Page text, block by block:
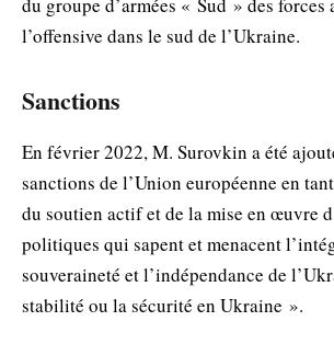
l’offensive dans le sud de l’Ukraine.
Sanctions
En février 2022, M. Surovkin a été
sanctions de l’Union européenne en
du soutien actif et de la mise en œuvre
politiques qui sapent et menacent
souveraineté et l’indépendance de
stabilité ou la sécurité en Ukraine ».